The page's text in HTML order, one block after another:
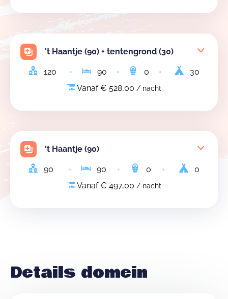
't Haantje (90) + tentengrond (30)
120 90 0
30
Vanaf € 528,00 / nacht
't Haantje (90)
90 90 0
0
Vanaf € 497,00 / nacht
Details domein